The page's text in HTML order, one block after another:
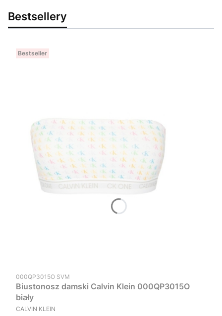
Bestsellery
Bestseller
Kod produktu
000QP3015O SVM
Biustonosz damski Calvin Klein 000QP3015O
biały
PRODUCENT
CALVIN KLEIN